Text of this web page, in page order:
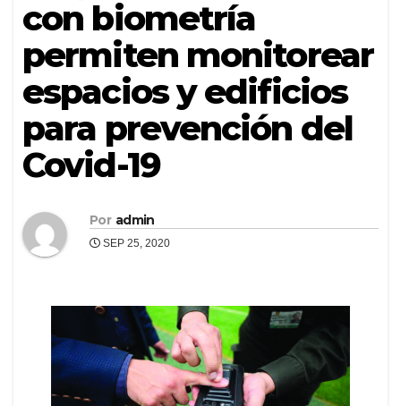
con biometría
permiten monitorear
espacios y edificios
para prevención del
Covid-19
Por admin
SEP 25, 2020